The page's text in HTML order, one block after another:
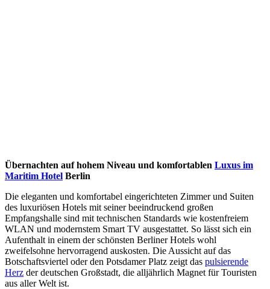
Übernachten auf hohem Niveau und komfortablen Luxus im
Maritim Hotel Berlin
Die eleganten und komfortabel eingerichteten Zimmer und Suiten
des luxuriösen Hotels mit seiner beeindruckend großen
Empfangshalle sind mit technischen Standards wie kostenfreiem
WLAN und modernstem Smart TV ausgestattet. So lässt sich ein
Aufenthalt in einem der schönsten Berliner Hotels wohl
zweifelsohne hervorragend auskosten. Die Aussicht auf das
Botschaftsviertel oder den Potsdamer Platz zeigt das pulsierende
Herz der deutschen Großstadt, die alljährlich Magnet für Touristen
aus aller Welt ist.